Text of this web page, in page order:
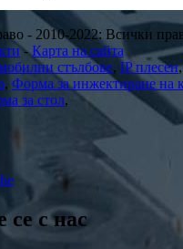
- 2010-2022: Всички
-Карта на сайта
стълбове, IP плесен
, Форма за инжектиране на
за стол,
се с нас